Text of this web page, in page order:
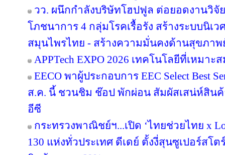
วว. ผนึกกำลังบริษัทโฮปฟูล ต่อยอดงานวิ
โภชนาการ 4 กลุ่มโรคเรื้อรัง สร้างระบบนิเ
สมุนไพรไทย - สร้างความมั่นคงด้านสุขภาพ
APPTech EXPO 2026 เทคโนโลยีที่เหมา
EECO พาผู้ประกอบการ EEC Select Best
ส.ค. นี้ ชวนชิม ช๊อป พักผ่อน สัมผัสเสน่ห์สิน
อีซี
กระทรวงพาณิชย์ฯ...เปิด ‘ไทยช่วยไทย x
130 แห่งทั่วประเทศ ดีเดย์ ตั้งงี่สุนซูเปอร์สโ